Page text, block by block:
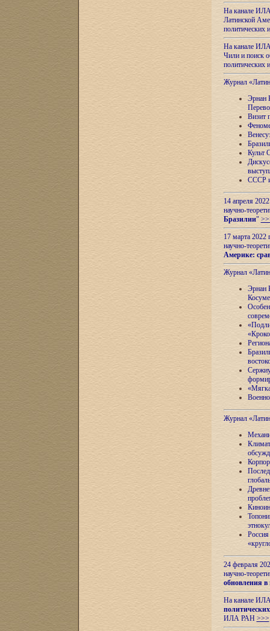
На канале
Латинской
На канале
Чили и поиск
Журнал
Эрнан
Визит
Культ
СССР и
14 апреля
научно-
Бразилии"
17 марта 2022
научно-
Америке:
Журнал
Эрнан
Журнал
24 февраля
научно-
обновления в
На канале
ИЛА РАН >>>